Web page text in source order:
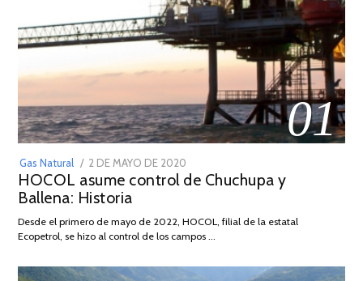
01
Gas Natural
POSTED
ON
2 DE MAYO DE 2020
DE
2026
HOCOL asume control de Chuchupa y
Ballena: Historia
Desde el primero de mayo de 2022, HOCOL, filial de la estatal
Ecopetrol, se hizo al control de los campos …